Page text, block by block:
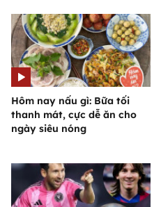
Hôm nay nấu gì: Bữa tối
thanh mát, cực dễ ăn cho
ngày siêu nóng